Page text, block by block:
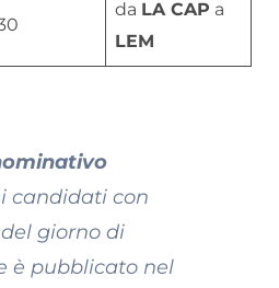
da LA CAP a
LEM
candidati con
giorno di
è pubblicato nel